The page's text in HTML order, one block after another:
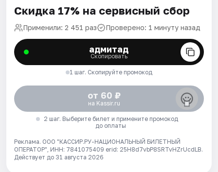
Скидка 17% на сервисный сбор
Применили: 2 451 раз Проверено: 1 минуту назад
адмитад
Скопировать
1 шаг. Скопируйте промокод
от 60 ₽
на Kassir.ru
2 шаг. Выберите билет и примените промокод
до оплаты
Реклама. ООО "КАССИР.РУ-НАЦИОНАЛЬНЫЙ БИЛЕТНЫЙ
ОПЕРАТОР", ИНН: 7841075409 erid: 25H8d7vbP8SRTvHZrUcdLB.
Действует до 31 августа 2026